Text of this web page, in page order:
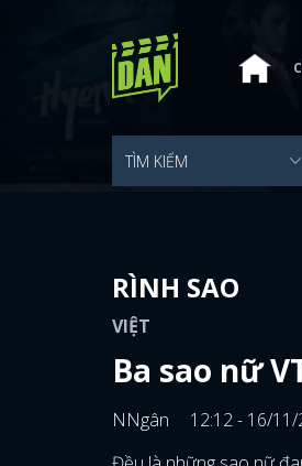
RÌNH SAO
VIỆT
Ba sao nữ
NNgân
12:12 - 16/11/